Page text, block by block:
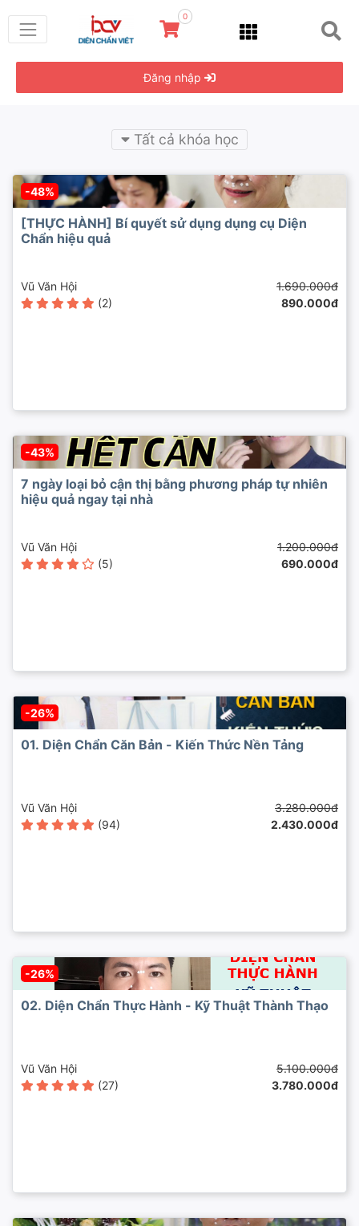
0
Đăng nhập
Tất cả khóa học
-48%
[THỰC HÀNH] Bí quyết sử dụng dụng cụ Diện
Chẩn hiệu quả
Vũ Văn Hội
(2)
1.690.000đ
890.000đ
-43%
7 ngày loại bỏ cận thị bằng phương pháp tự nhiên
hiệu quả ngay tại nhà
Vũ Văn Hội
(5)
1.200.000đ
690.000đ
-26%
01. Diện Chẩn Căn Bản - Kiến Thức Nền Tảng
Vũ Văn Hội
(94)
3.280.000đ
2.430.000đ
-26%
02. Diện Chẩn Thực Hành - Kỹ Thuật Thành Thạo
Vũ Văn Hội
(27)
5.100.000đ
3.780.000đ